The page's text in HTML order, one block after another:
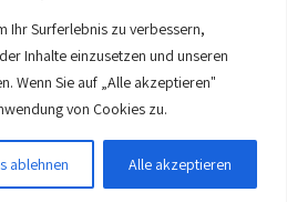
Ihr Surferlebnis zu verbessern,
Inhalte einzusetzen und unseren
Wenn Sie auf „Alle akzeptieren"
von Cookies zu.
ablehnen Alle akzeptieren
Kontakt
und Betreuer
Wenn du die Website weiter
deinem Einverständnis aus.